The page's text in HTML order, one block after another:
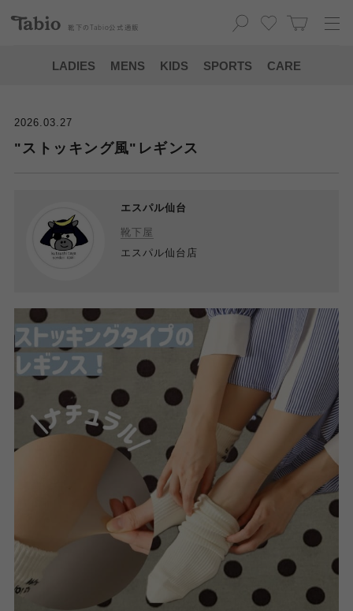
靴下の Tabio 公式通販
LADIES MENS KIDS SPORTS CARE
2026.03.27
"ストッキング風"レギンス
エスパル仙台
靴下屋
エスパル仙台店